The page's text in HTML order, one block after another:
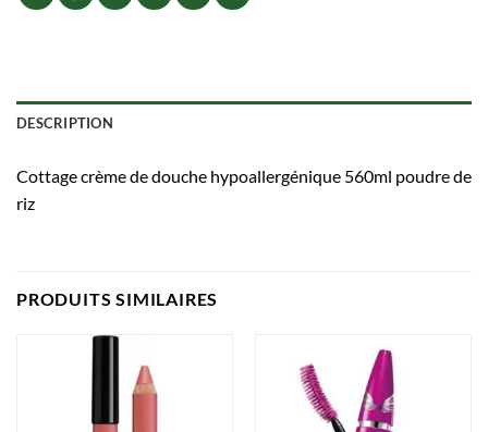
DESCRIPTION
Cottage crème de douche hypoallergénique 560ml poudre de
riz
PRODUITS SIMILAIRES